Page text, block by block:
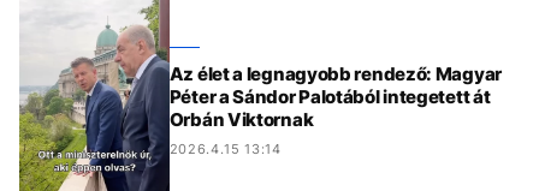
Az élet a legnagyobb rendező: Magyar
Péter a Sándor Palotából integetett át
Orbán Viktornak
2026.4.15 13:14